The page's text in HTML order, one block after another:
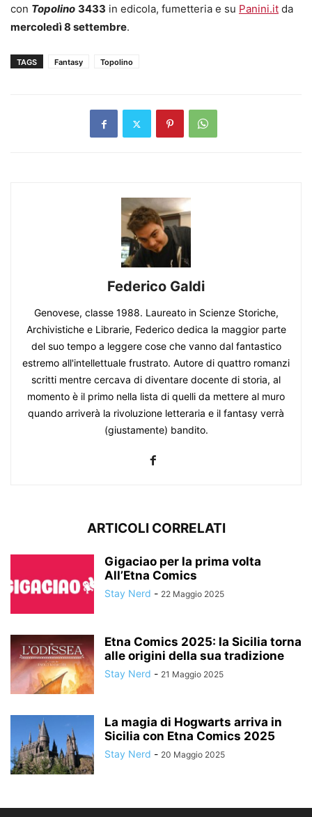
con Topolino 3433 in edicola, fumetteria e su Panini.it da
mercoledì 8 settembre.
TAGS Fantasy Topolino
Federico Galdi
Genovese, classe 1988. Laureato in Scienze Storiche,
Archivistiche e Librarie, Federico dedica la maggior parte
del suo tempo a leggere cose che vanno dal fantastico
estremo all'intellettuale frustrato. Autore di quattro romanzi
scritti mentre cercava di diventare docente di storia, al
momento è il primo nella lista di quelli da mettere al muro
quando arriverà la rivoluzione letteraria e il fantasy verrà
(giustamente) bandito.
ARTICOLI CORRELATI
Gigaciao per la prima volta
All’Etna Comics
Stay Nerd - 22 Maggio 2025
Etna Comics 2025: la Sicilia torna
alle origini della sua tradizione
Stay Nerd - 21 Maggio 2025
La magia di Hogwarts arriva in
Sicilia con Etna Comics 2025
Stay Nerd - 20 Maggio 2025